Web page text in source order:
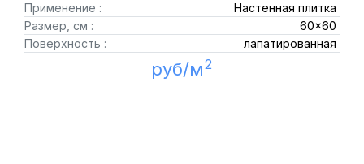
Применение :
Настенная плитка
Размер, см :
60x60
Поверхность :
лапатированная
руб/м2